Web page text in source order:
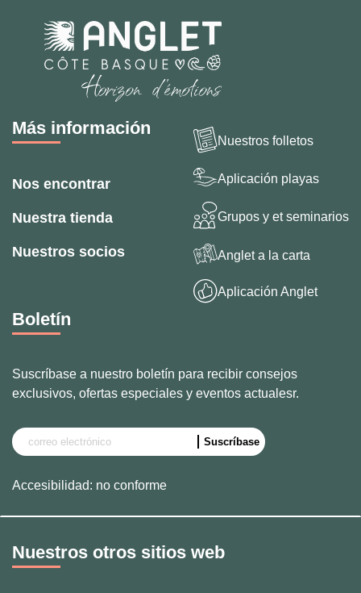
Más información
Nos encontrar
Nuestra tienda
Nuestros socios
Nuestros folletos
Aplicación playas
Grupos y et seminarios
Anglet a la carta
Aplicación Anglet
Boletín
Suscríbase a nuestro boletín para recibir consejos
exclusivos, ofertas especiales y eventos actualesr.
Accesibilidad: no conforme
Nuestros otros sitios web